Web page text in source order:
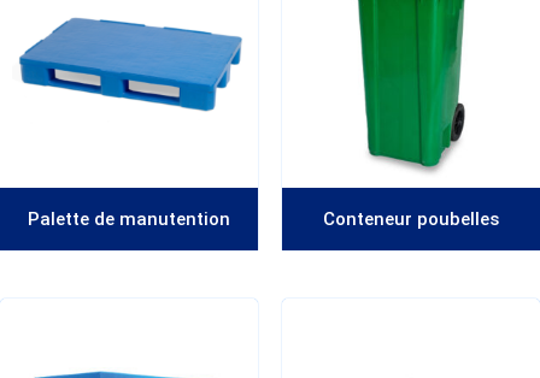
Palette de manutention Conteneur poubelles